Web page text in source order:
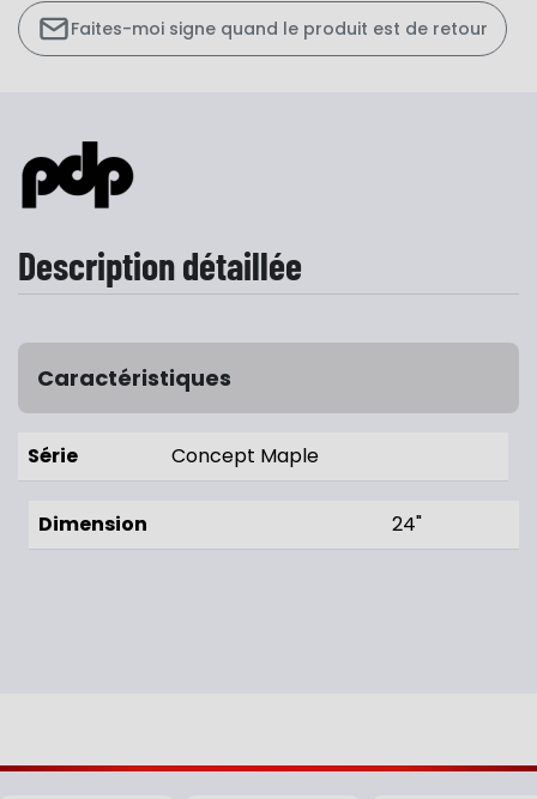
Faites-moi signe quand le produit est de retour
Description détaillée
Caractéristiques
Série Concept Maple
Dimension 24"